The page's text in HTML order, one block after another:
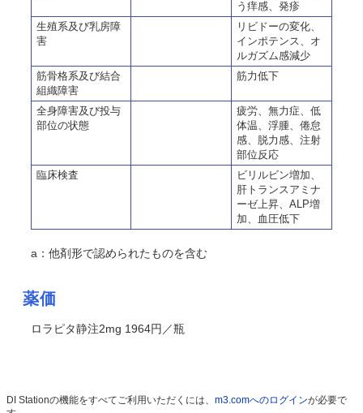
う痒感、発疹
生殖系及び乳房障
害
リビドーの変化、
インポテンス、オ
ルガズム感減少
筋骨格系及び結合
組織障害
筋力低下
全身障害及び投与
部位の状態
疲労、無力症、低
体温、浮腫、倦怠
感、脱力感、注射
部位反応
臨床検査
ビリルビン増加、
肝トランスアミナ
ーゼ上昇、ALP増
加、血圧低下
a：他剤形で認められたものを含む
薬価
ロラピタ静注2mg 1964円／瓶
DI Stationの機能をすべてご利用いただくには、 m3.comへのログインが必要で